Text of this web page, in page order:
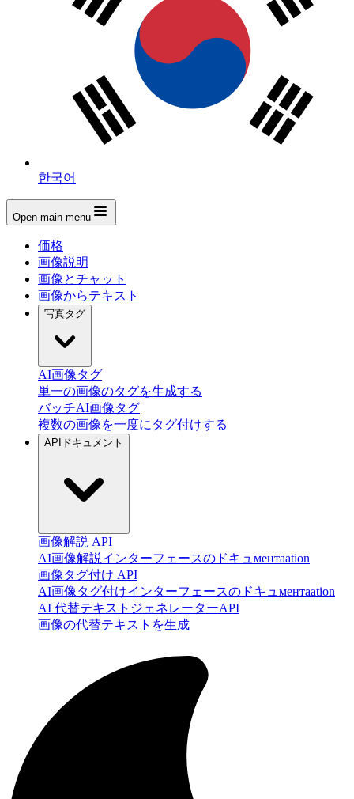
한국어
Open main menu
価格
画像説明
画像とチャット
画像からテキスト
写真タグ
AI画像タグ
単一の画像のタグを生成する
バッチAI画像タグ
複数の画像を一度にタグ付けする
APIドキュメント
画像解説 API
AI画像解説インターフェースのドキュментаation
画像タグ付け API
AI画像タグ付けインターフェースのドキュментаation
AI 代替テキストジェネレーターAPI
画像の代替テキストを生成